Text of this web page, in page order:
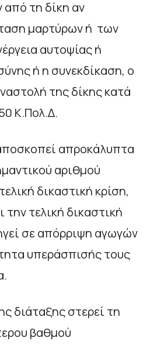
από τη δίκη αν
μαρτύρων ή των
αυτοψίας ή
ή η συνεκδίκαση, ο
της δίκης κατά
Κ.Πολ.Δ.
απροκάλυπτα
αριθμού
δικαστική κρίση,
τελική δικαστική
σε απόρριψη αγωγών
υπεράσπισής τους
διάταξης στερεί τη
βαθμού